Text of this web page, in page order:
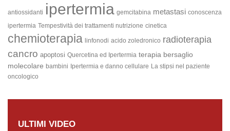
antiossidanti ipertermia gemcitabina metastasi conoscenza
ipertermia Tempestività dei trattamenti nutrizione cinetica
chemioterapia linfonodi acido zoledronico radioterapia
cancro apoptosi Quercetina ed Ipertermia terapia bersaglio
molecolare bambini Ipertermia e danno cellulare La stipsi nel paziente
oncologico
ULTIMI VIDEO